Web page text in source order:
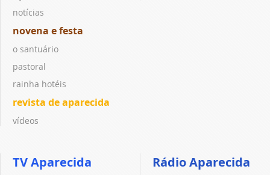
notícias
novena e festa
o santuário
pastoral
rainha hotéis
revista de aparecida
vídeos
TV Aparecida Rádio Aparecida